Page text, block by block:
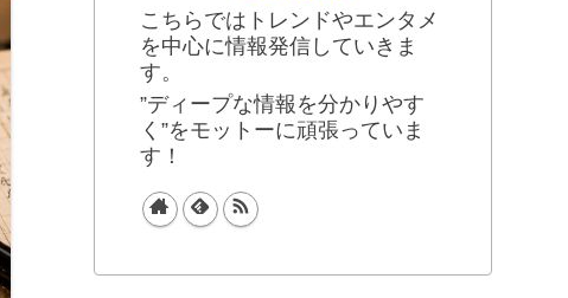
こちらではトレンドやエンタメ
を中心に情報発信していきま
す。
”ディープな情報を分かりやす
く”をモットーに頑張っていま
す！